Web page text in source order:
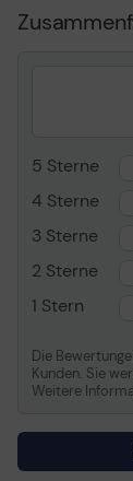
Software /
Erforderliches
Zusätzliche
Anforderungen
5 Sterne
4 Sterne
3 Sterne
2 Sterne
1 Stern
Die
Kunden. Sie
Weitere